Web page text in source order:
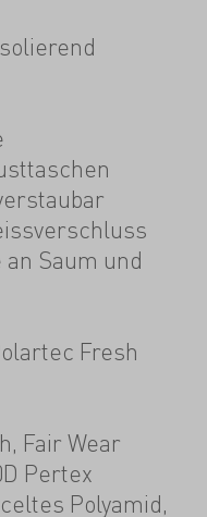
Saum und
Fresh
Fair Wear
Pertex
Polyamid,